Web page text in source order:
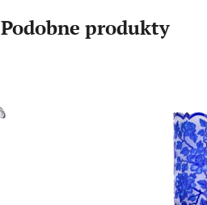
Podobne produkty